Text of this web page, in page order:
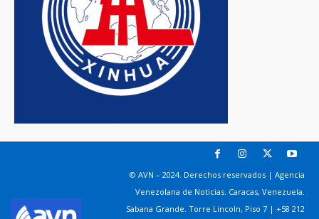
© AVN – 2024. Derechos reservados | Agencia
Venezolana de Noticias. Caracas, Venezuela.
Sabana Grande. Torre Lincoln, Piso 7 | +58 212